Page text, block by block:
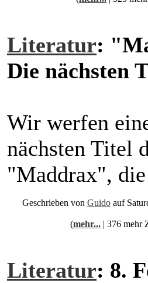
Literatur:
Die nächsten
Wir werfen
nächsten Titel
"Maddrax",
Geschrieben von Guidoauf
(mehr... | 376 mehr
Literatur: 8.